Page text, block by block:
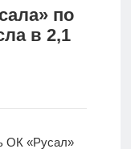
по
в 2,1
ОК «Русал»